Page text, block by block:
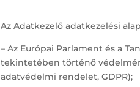
Az Adatkezelő adatkezelési
– Az Európai Parlament és a
tekintetében történő
adatvédelmi rendelet, GDPR);